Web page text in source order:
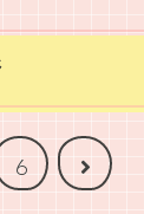
6
次